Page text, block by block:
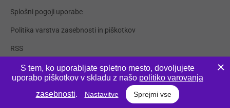
Splošni pogoji uporabe
Politika varstva zasebnosti in piškotkov
RSS
Piškotki
S tem, ko uporabljate spletno mesto, dovoljujete
uporabo piškotkov v skladu z našo politiko varovanja
zasebnosti. Nastavitve Sprejmi vse